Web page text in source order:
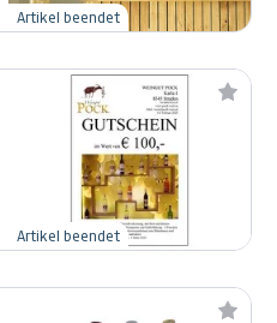
Artikel beendet
Artikel beendet